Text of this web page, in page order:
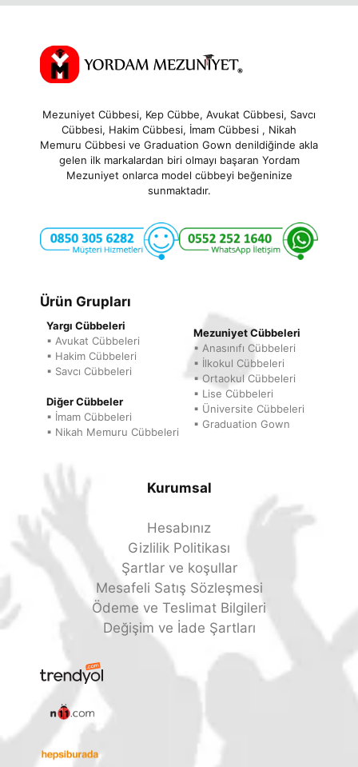
Mezuniyet Cübbesi, Kep Cübbe, Avukat Cübbesi, Savcı
Cübbesi, Hakim Cübbesi, İmam Cübbesi , Nikah
Memuru Cübbesi ve Graduation Gown denildiğinde akla
gelen ilk markalardan biri olmayı başaran Yordam
Mezuniyet onlarca model cübbeyi beğeninize
sunmaktadır.
Ürün Grupları
Yargı Cübbeleri
▪ Avukat Cübbeleri
▪ Hakim Cübbeleri
▪ Savcı Cübbeleri
Diğer Cübbeler
▪ İmam Cübbeleri
▪ Nikah Memuru Cübbeleri
Mezuniyet Cübbeleri
▪ Anasınıfı Cübbeleri
▪ İlkokul Cübbeleri
▪ Ortaokul Cübbeleri
▪ Lise Cübbeleri
▪ Üniversite Cübbeleri
▪ Graduation Gown
Kurumsal
Hesabınız
Gizlilik Politikası
Şartlar ve koşullar
Mesafeli Satış Sözleşmesi
Ödeme ve Teslimat Bilgileri
Değişim ve İade Şartları